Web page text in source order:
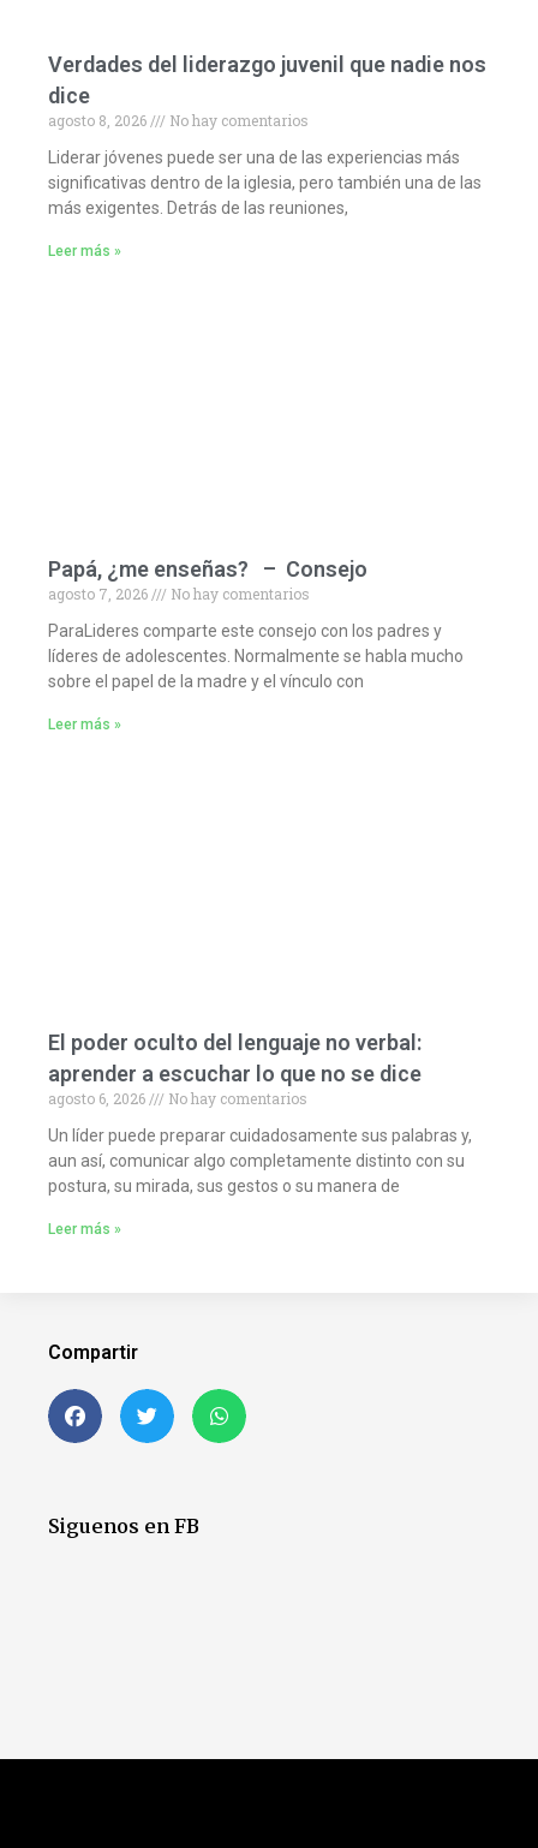
Verdades del liderazgo juvenil que nadie nos
dice
agosto 8, 2026
No hay comentarios
Liderar jóvenes puede ser una de las experiencias más
significativas dentro de la iglesia, pero también una de las
más exigentes. Detrás de las reuniones,
Leer más »
Papá, ¿me enseñas? – Consejo
agosto 7, 2026
No hay comentarios
ParaLideres comparte este consejo con los padres y
líderes de adolescentes. Normalmente se habla mucho
sobre el papel de la madre y el vínculo con
Leer más »
El poder oculto del lenguaje no verbal:
aprender a escuchar lo que no se dice
agosto 6, 2026
No hay comentarios
Un líder puede preparar cuidadosamente sus palabras y,
aun así, comunicar algo completamente distinto con su
postura, su mirada, sus gestos o su manera de
Leer más »
Compartir
Siguenos en FB